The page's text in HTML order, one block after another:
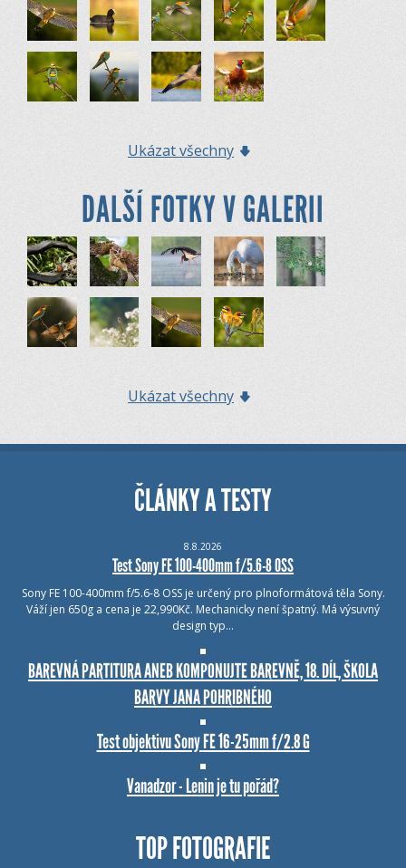
Ukázat všechny
DALŠÍ FOTKY V GALERII
Ukázat všechny
ČLÁNKY A TESTY
8.8.2026
Test Sony FE 100-400mm f/5.6-8 OSS
Sony FE 100-400mm f/5.6-8 OSS je určený pro plnoformátová těla Sony.
Váží jen 650g a cena je 22,990Kč. Mechanicky není špatný. Má výsuvný
design typ…
BAREVNÁ PARTITURA ANEB KOMPONUJTE BAREVNĚ, 18. DÍL, ŠKOLA
BARVY JANA POHRIBNÉHO
Test objektivu Sony FE 16-25mm f/2.8 G
Vanadzor - Lenin je tu pořád?
TOP FOTOGRAFIE